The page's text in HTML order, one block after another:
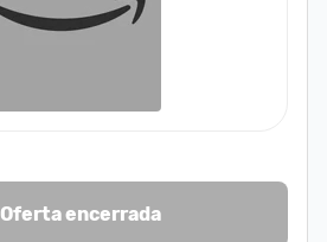
Oferta encerrada